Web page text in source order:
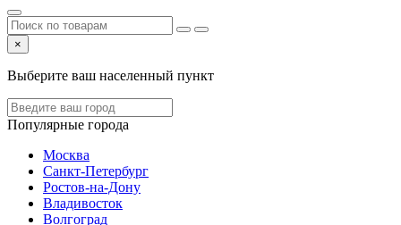
×
Выберите ваш населенный пункт
Популярные города
Москва
Санкт-Петербург
Ростов-на-Дону
Владивосток
Волгоград